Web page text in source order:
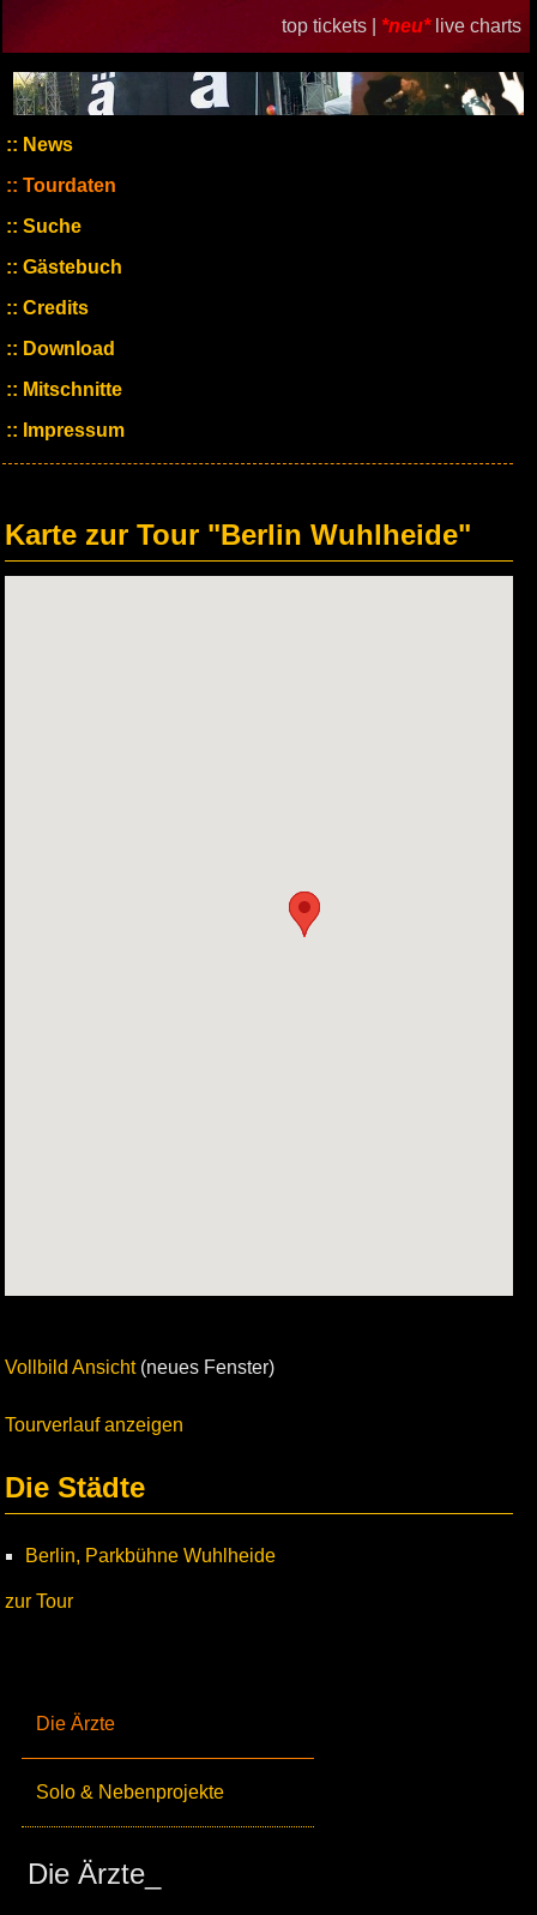
top tickets | *neu* live charts
News
Tourdaten
Suche
Gästebuch
Credits
Download
Mitschnitte
Impressum
Die Ärzte
Solo & Nebenprojekte
Die Ärzte_
Karte zur Tour "Berlin Wuhlheide"
Vollbild Ansicht(neues Fenster)
Tourverlauf anzeigen
Die Städte
Berlin, Parkbühne Wuhlheide
zur Tour